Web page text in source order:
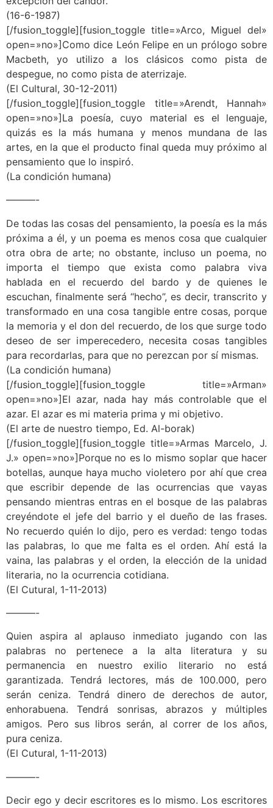
(16-6-1987)
[/fusion_toggle][fusion_toggle title=»Arco, Miguel del»
open=»no»]Como dice León Felipe en un prólogo sobre
Macbeth, yo utilizo a los clásicos como pista de
despegue, no como pista de aterrizaje.
(El Cultural, 30-12-2011)
[/fusion_toggle][fusion_toggle title=»Arendt, Hannah»
open=»no»]La poesía, cuyo material es el lenguaje,
quizás es la más humana y menos mundana de las
artes, en la que el producto final queda muy próximo al
pensamiento que lo inspiró.
(La condición humana)
———-
De todas las cosas del pensamiento, la poesía es la más
próxima a él, y un poema es menos cosa que cualquier
otra obra de arte; no obstante, incluso un poema, no
importa el tiempo que exista como palabra viva
hablada en el recuerdo del bardo y de quienes le
escuchan, finalmente será “hecho”, es decir, transcrito y
transformado en una cosa tangible entre cosas, porque
la memoria y el don del recuerdo, de los que surge todo
deseo de ser imperecedero, necesita cosas tangibles
para recordarlas, para que no perezcan por sí mismas.
(La condición humana)
[/fusion_toggle][fusion_toggle title=»Arman»
open=»no»]El azar, nada hay más controlable que el
azar. El azar es mi materia prima y mi objetivo.
(El arte de nuestro tiempo, Ed. Al-borak)
[/fusion_toggle][fusion_toggle title=»Armas Marcelo, J.
J.» open=»no»]Porque no es lo mismo soplar que hacer
botellas, aunque haya mucho violetero por ahí que crea
que escribir depende de las ocurrencias que vayas
pensando mientras entras en el bosque de las palabras
creyéndote el jefe del barrio y el dueño de las frases.
No recuerdo quién lo dijo, pero es verdad: tengo todas
las palabras, lo que me falta es el orden. Ahí está la
vaina, las palabras y el orden, la elección de la unidad
literaria, no la ocurrencia cotidiana.
(El Cutural, 1-11-2013)
———-
Quien aspira al aplauso inmediato jugando con las
palabras no pertenece a la alta literatura y su
permanencia en nuestro exilio literario no está
garantizada. Tendrá lectores, más de 100.000, pero
serán ceniza. Tendrá dinero de derechos de autor,
enhorabuena. Tendrá sonrisas, abrazos y múltiples
amigos. Pero sus libros serán, al correr de los años,
pura ceniza.
(El Cutural, 1-11-2013)
———-
Decir ego y decir escritores es lo mismo. Los escritores